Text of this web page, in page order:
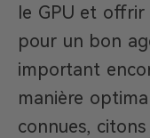
le GPU et offrir
pour un bon
important
manière
connues,